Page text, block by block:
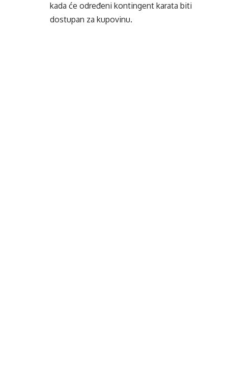
kada će određeni kontingent karata biti
dostupan za kupovinu.